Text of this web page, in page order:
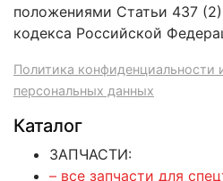
положениями Статьи 437
кодекса Российской
Политика конфиденциальности
персональных данных
Каталог
ЗАПЧАСТИ:
– все запчасти для